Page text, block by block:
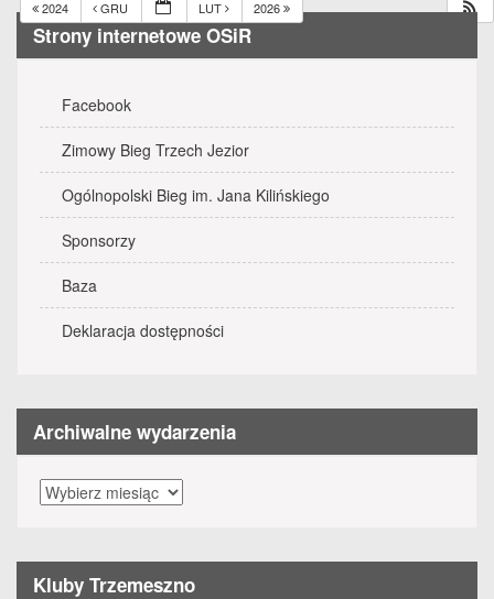
2024 GRU LUT 2026
Strony internetowe OSiR
Facebook
Zimowy Bieg Trzech Jezior
Ogólnopolski Bieg im. Jana Kilińskiego
Sponsorzy
Baza
Deklaracja dostępności
Archiwalne wydarzenia
Archiwalne
wydarzenia
Kluby Trzemeszno